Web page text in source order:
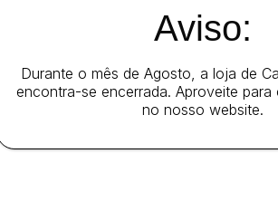
Aviso:
Durante o mês de Agosto, a loja de
encontra-se encerrada. Aproveite para
no nosso website.